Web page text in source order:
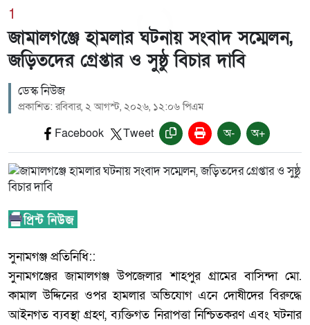
1
জামালগঞ্জে হামলার ঘটনায় সংবাদ সম্মেলন,
জড়িতদের গ্রেপ্তার ও সুষ্ঠু বিচার দাবি
ডেস্ক নিউজ
প্রকাশিত: রবিবার, ২ আগস্ট, ২০২৬, ১২:০৬ পিএম
Facebook Tweet অ- অ+
‎সুনামগঞ্জ প্রতিনিধি::
‎সুনামগঞ্জের জামালগঞ্জ উপজেলার শাহপুর গ্রামের বাসিন্দা মো.
কামাল উদ্দিনের ওপর হামলার অভিযোগ এনে দোষীদের বিরুদ্ধে
আইনগত ব্যবস্থা গ্রহণ, ব্যক্তিগত নিরাপত্তা নিশ্চিতকরণ এবং ঘটনার